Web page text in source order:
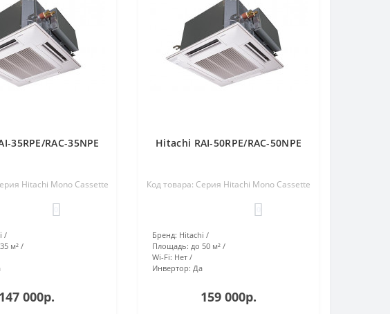
35RPE/RAC-35NPE
Hitachi Mono Cassette
м²
147 000р.
Hitachi RAI-50RPE/RAC-50NPE
Код товара: Серия Hitachi Mono Cassette
Бренд: Hitachi
Площадь: до 50 м²
Wi-Fi: Нет
Инвертор: Да
159 000р.